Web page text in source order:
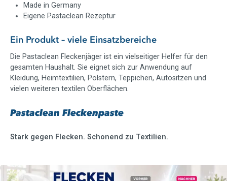
Made in Germany
Eigene Pastaclean Rezeptur
Ein Produkt – viele Einsatzbereiche
Die Pastaclean Fleckenjäger ist ein vielseitiger Helfer für den
gesamten Haushalt. Sie eignet sich zur Anwendung auf
Kleidung, Heimtextilien, Polstern, Teppichen, Autositzen und
vielen weiteren textilen Oberflächen.
Pastaclean Fleckenpaste
Stark gegen Flecken. Schonend zu Textilien.